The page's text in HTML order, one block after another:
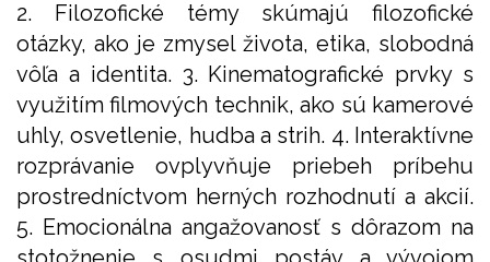
2. Filozofické témy skúmajú filozofické
otázky, ako je zmysel života, etika, slobodná
vôľa a identita. 3. Kinematografické prvky s
využitím filmových technik, ako sú kamerové
uhly, osvetlenie, hudba a strih. 4. Interaktívne
rozprávanie ovplyvňuje priebeh príbehu
prostredníctvom herných rozhodnutí a akcií.
5. Emocionálna angažovanosť s dôrazom na